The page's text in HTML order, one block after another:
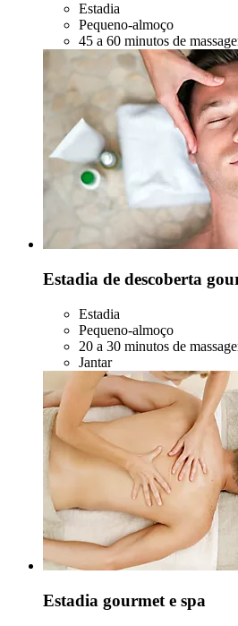
Estadia
Pequeno-almoço
45 a 60 minutos de
Estadia de descoberta
Estadia
Pequeno-almoço
20 a 30 minutos de
Jantar
Estadia gourmet e spa